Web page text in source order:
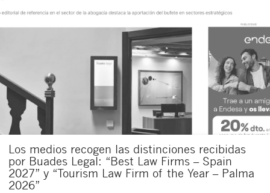
Los medios recogen las distinciones recibidas
por Buades Legal: “Best Law Firms – Spain
2027” y “Tourism Law Firm of the Year – Palma
2026”